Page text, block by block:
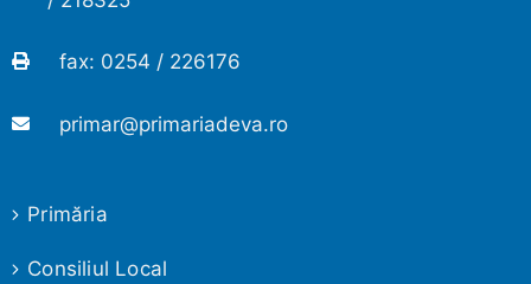
fax: 0254 / 226176
primar@primariadeva.ro
Primăria
Consiliul Local